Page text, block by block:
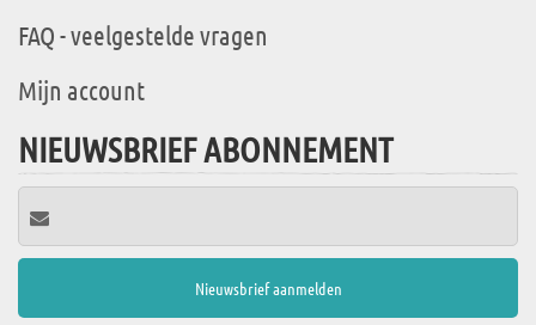
FAQ - veelgestelde vragen
Mijn account
NIEUWSBRIEF ABONNEMENT